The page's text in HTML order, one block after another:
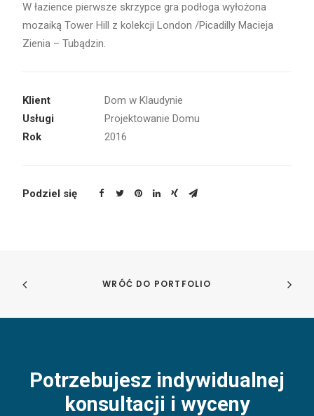
W łazience pierwsze skrzypce gra podłoga wyłożona
mozaiką Tower Hill z kolekcji London /Picadilly Macieja
Zienia – Tubądzin.
Klient
Dom w Klaudynie
Usługi
Projektowanie Domu
Rok
2016
Podziel się
WRÓĆ DO PORTFOLIO
Potrzebujesz indywidualnej
konsultacji i wyceny